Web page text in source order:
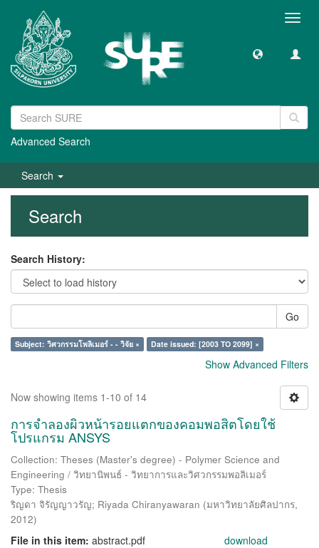
Advanced Search
Search
Search
Search History:
Go
Subject: วิศวกรรมโพลิเมอร์ - - วิจัย × Date issued: [2003 TO 2099] ×
Show Advanced Filters
Now showing items 1-10 of 14
การจำลองผิวหน้ารอยแตกของคอมพอสิตโดยใช้
โปรแกรม ANSYS
Collection: Theses (Master's degree) - Polymer Science and
Engineering / วิทยานิพนธ์ - วิทยาการและวิศวกรรมพอลิเมอร์
Type: Thesis
ริญดา จิรัญญาวรัญ; Riyada Chiranyawaran (มหาวิทยาลัยศิลปากร,
2012)
File in this item: abstract.pdf
download